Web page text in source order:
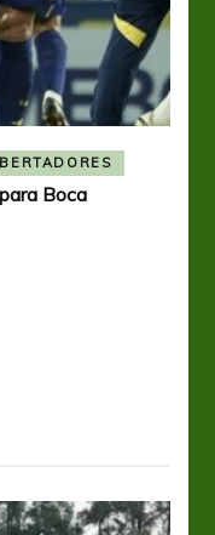
Boca